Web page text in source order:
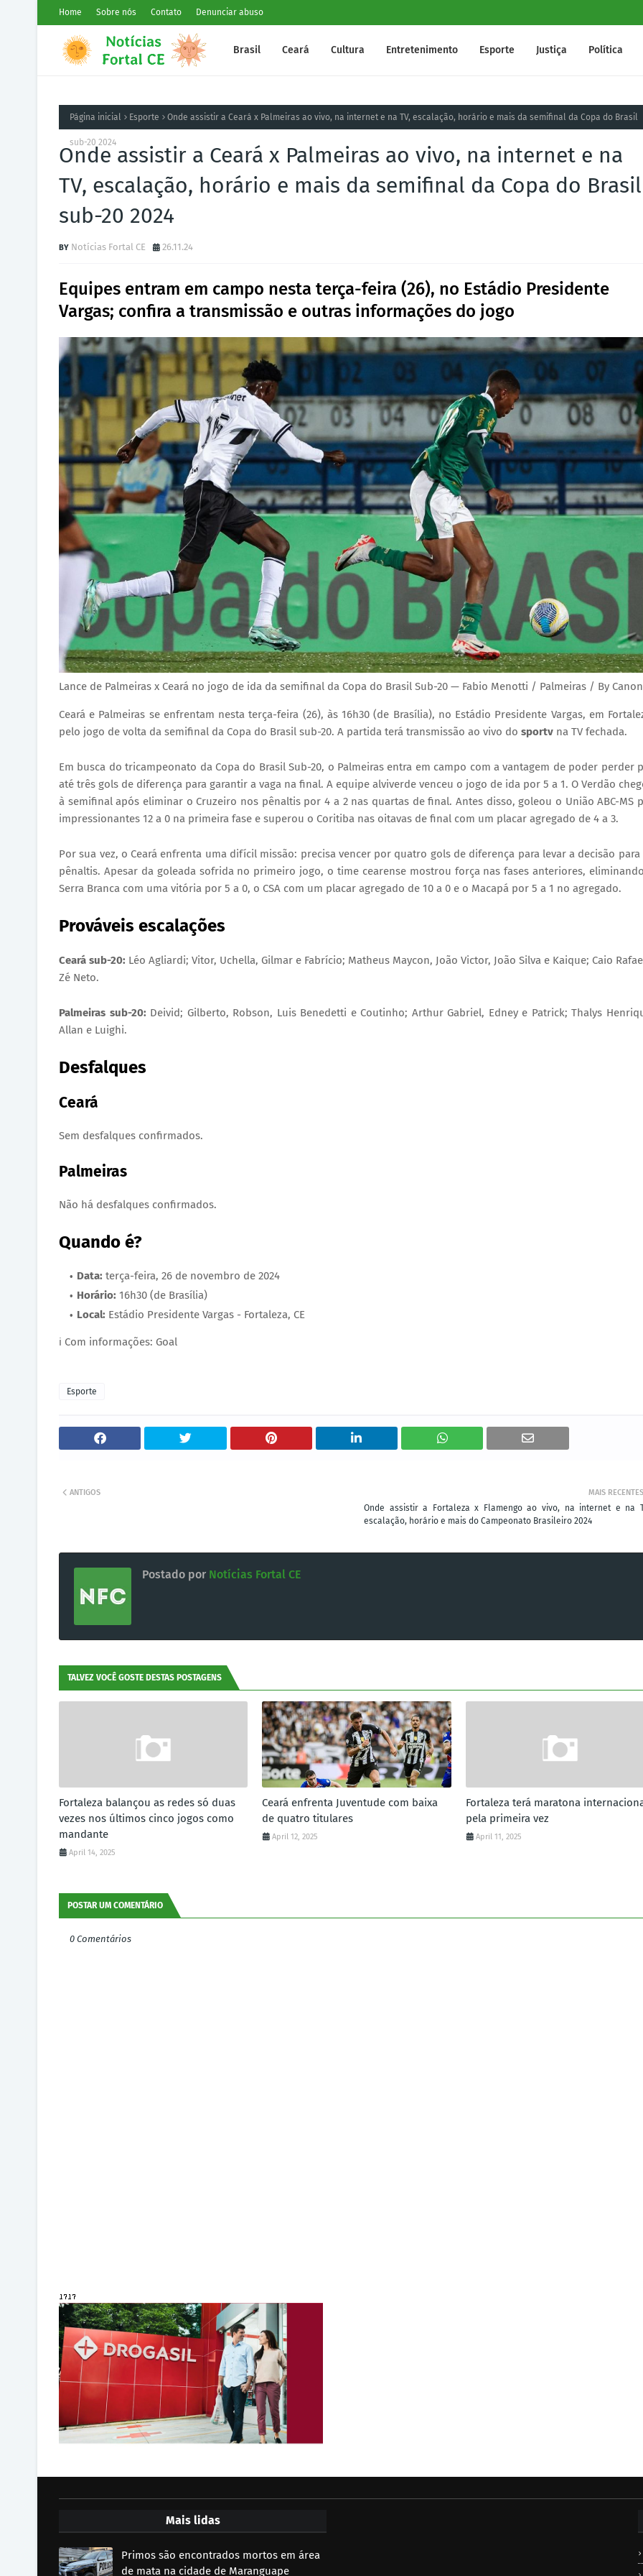
Home Sobre nós Contato Denunciar abuso
Brasil Ceará Cultura Entretenimento Esporte Justiça Política
Página inicial Esporte Onde assistir a Ceará x Palmeiras ao vivo, na internet e na TV, escalação, horário e mais da semifinal da Copa do Brasil
sub-20 2024
Onde assistir a Ceará x Palmeiras ao vivo, na internet e na
TV, escalação, horário e mais da semifinal da Copa do Brasil
sub-20 2024
Notícias Fortal CE 26.11.24
Equipes entram em campo nesta terça-feira (26), no Estádio Presidente
Vargas; confira a transmissão e outras informações do jogo
Lance de Palmeiras x Ceará no jogo de ida da semifinal da Copa do Brasil Sub-20 — Fabio Menotti / Palmeiras / By Canon
Ceará e Palmeiras se enfrentam nesta terça-feira (26), às 16h30 (de Brasília), no Estádio Presidente Vargas, em
pelo jogo de volta da semifinal da Copa do Brasil sub-20. A partida terá transmissão ao vivo do sportv na TV fechada.
Em busca do tricampeonato da Copa do Brasil Sub-20, o Palmeiras entra em campo com a vantagem de poder perder
até três gols de diferença para garantir a vaga na final. A equipe alviverde venceu o jogo de ida por 5 a 1. O Verdão
à semifinal após eliminar o Cruzeiro nos pênaltis por 4 a 2 nas quartas de final. Antes disso, goleou o União ABC-MS
impressionantes 12 a 0 na primeira fase e superou o Coritiba nas oitavas de final com um placar agregado de 4 a 3.
Por sua vez, o Ceará enfrenta uma difícil missão: precisa vencer por quatro gols de diferença para levar a decisão para
pênaltis. Apesar da goleada sofrida no primeiro jogo, o time cearense mostrou força nas fases anteriores,
Serra Branca com uma vitória por 5 a 0, o CSA com um placar agregado de 10 a 0 e o Macapá por 5 a 1 no agregado.
Prováveis escalações
Ceará sub-20: Léo Agliardi; Vitor, Uchella, Gilmar e Fabrício; Matheus Maycon, João Victor, João Silva e Kaique; Caio
Zé Neto.
Palmeiras sub-20: Deivid; Gilberto, Robson, Luis Benedetti e Coutinho; Arthur Gabriel, Edney e Patrick; Thalys
Allan e Luighi.
Desfalques
Ceará
Sem desfalques confirmados.
Palmeiras
Não há desfalques confirmados.
Quando é?
Data: terça-feira, 26 de novembro de 2024
Horário: 16h30 (de Brasília)
Local: Estádio Presidente Vargas - Fortaleza, CE
ℹ️ Com informações: Goal
Esporte
MAIS RECENTES
Onde assistir a Fortaleza x Flamengo ao vivo, na internet e na
escalação, horário e mais do Campeonato Brasileiro 2024
ANTIGOS
Postado por Notícias Fortal CE
TALVEZ VOCÊ GOSTE DESTAS POSTAGENS
Fortaleza balançou as redes só duas
vezes nos últimos cinco jogos como
mandante
April 14, 2025
Ceará enfrenta Juventude com baixa
de quatro titulares
April 12, 2025
Fortaleza terá maratona
pela primeira vez
April 11, 2025
POSTAR UM COMENTÁRIO
0 Comentários
Mais lidas
Primos são encontrados mortos em área
de mata na cidade de Maranguape